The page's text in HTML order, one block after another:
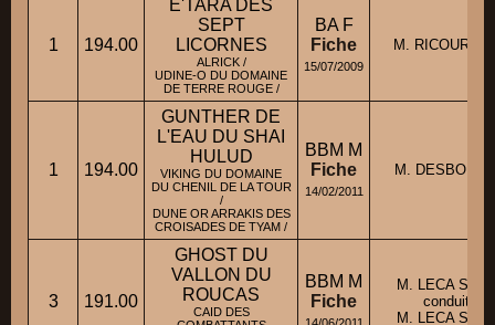
1 194.00
E'TARA DES
SEPT
LICORNES
ALRICK /
UDINE-O DU DOMAINE
DE TERRE ROUGE /
BA F
Fiche
15/07/2009
M. RICOURT
1 194.00
GUNTHER DE
L'EAU DU SHAI
HULUD
VIKING DU DOMAINE
DU CHENIL DE LA TOUR
/
DUNE OR ARRAKIS DES
CROISADES DE TYAM /
BBM M
Fiche
14/02/2011
M. DESBOIS
3 191.00
GHOST DU
VALLON DU
ROUCAS
CAID DES
BBM M
Fiche
M. LECA
conduit par
M. LECA